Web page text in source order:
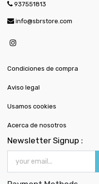
937551813
info@sbrstore.com
Condiciones de compra
Aviso legal
Usamos cookies
Acerca de nosotros
Newsletter Signup :